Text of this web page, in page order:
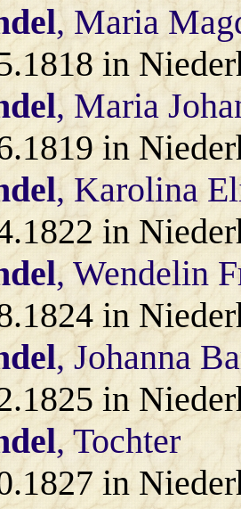
, Maria
in
, Maria
in
, Karolina
in
, Wendelin
in
, Johanna
in
, Tochter
in